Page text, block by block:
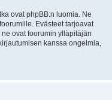
ovat phpBB:n luomia. Ne
Evästeet tarjoavat
ovat foorumin ylläpitäjän
kanssa ongelmia,